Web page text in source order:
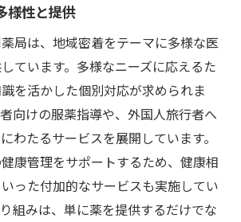
様性と提供
局は、地域密着をテーマに多様な医
ています。多様なニーズに応えるた
を活かした個別対応が求められま
向けの服薬指導や、外国人旅行者へ
わたるサービスを展開しています。
康管理をサポートするため、健康相
った付加的なサービスも実施してい
組みは、単に薬を提供するだけでな